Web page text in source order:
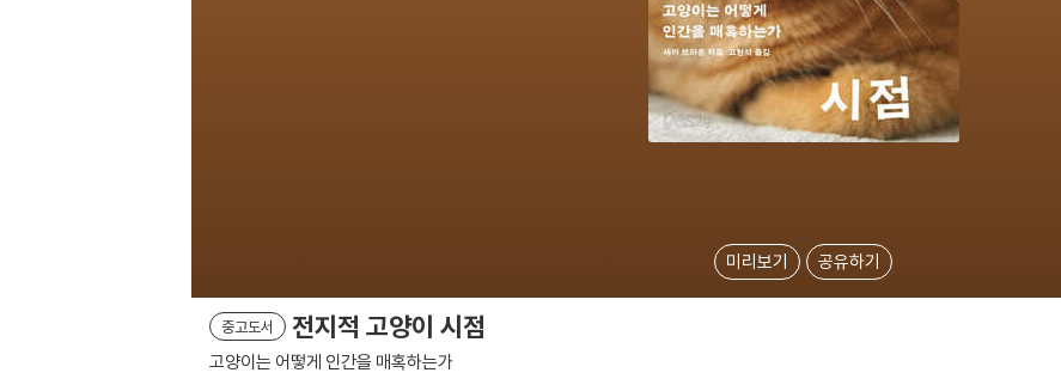
미리보기 공유하기
중고도서 전지적 고양이 시점
고양이는 어떻게 인간을 매혹하는가